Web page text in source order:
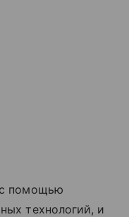
помощью
технологий, и